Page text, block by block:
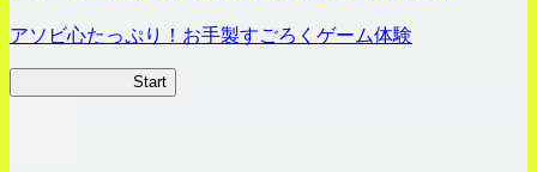
アソビ心たっぷり！お手製すごろくゲーム体験
Start